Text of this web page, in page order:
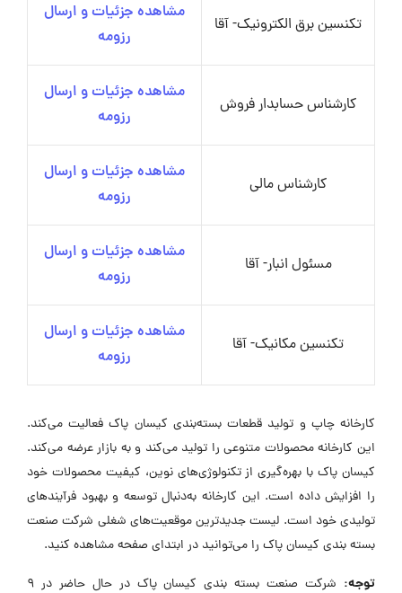
تکنسین برق الکترونیک- آقا
مشاهده جزئیات و ارسال
رزومه
کارشناس حسابدار فروش
مشاهده جزئیات و ارسال
رزومه
کارشناس مالی
مشاهده جزئیات و ارسال
رزومه
مسئول انبار- آقا
مشاهده جزئیات و ارسال
رزومه
تکنسین مکانیک- آقا
مشاهده جزئیات و ارسال
رزومه
کارخانه چاپ و تولید قطعات بسته‌بندی کیسان پاک فعالیت می‌کند.
این کارخانه محصولات متنوعی را تولید می‌کند و به بازار عرضه می‌کند.
کیسان پاک با بهره‌گیری از تکنولوژی‌های نوین، کیفیت محصولات خود
را افزایش داده است. این کارخانه به‌دنبال توسعه و بهبود فرآیندهای
تولیدی خود است. لیست جدیدترین موقعیت‌های شغلی شرکت صنعت
بسته بندی کیسان پاک را می‌توانید در ابتدای صفحه مشاهده کنید.
توجه: شرکت صنعت بسته بندی کیسان پاک در حال حاضر در ۹